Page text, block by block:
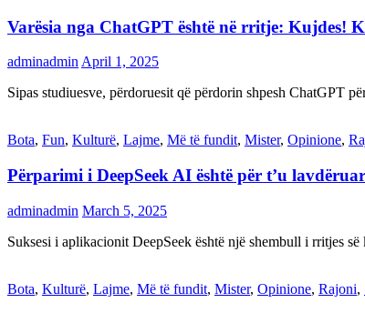
Varësia nga ChatGPT është në rritje: Kujdes!
adminadmin April 1, 2025
Sipas studiuesve, përdoruesit që përdorin shpesh ChatGPT
Bota, Fun, Kulturë, Lajme, Më të fundit, Mister, Opinione,
Përparimi i DeepSeek AI është për t’u lavdëruar
adminadmin March 5, 2025
Suksesi i aplikacionit DeepSeek është një shembull i rritjes
Bota, Kulturë, Lajme, Më të fundit, Mister, Opinione, Rajoni,